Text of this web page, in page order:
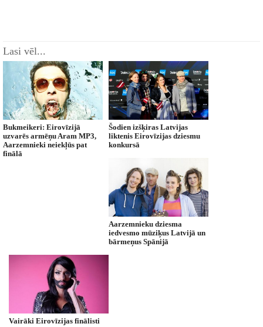
Lasi vēl...
Bukmeikeri: Eirovīzijā
uzvarēs armēņu Aram MP3,
Aarzemnieki neiekļūs pat
finālā
Šodien izšķiras Latvijas
liktenis Eirovīzijas dziesmu
konkursā
Aarzemnieku dziesma
iedvesmo mūziķus Latvijā un
bārmeņus Spānijā
Vairāki Eirovīzijas finālisti